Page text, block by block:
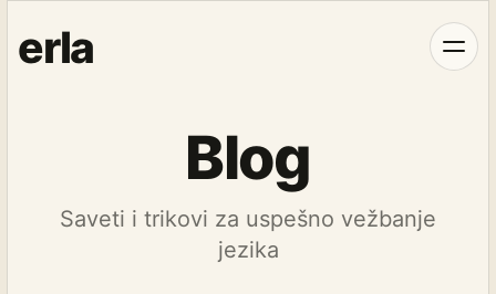
erla
Blog
Saveti i trikovi za uspešno vežbanje
jezika